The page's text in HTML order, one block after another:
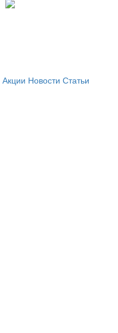
Акции Новости Статьи